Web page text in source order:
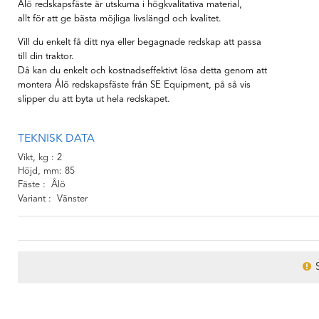
Ålö redskapsfäste är utskurna i högkvalitativa material,
allt för att ge bästa möjliga livslängd och kvalitet.
Vill du enkelt få ditt nya eller begagnade redskap att passa
till din traktor.
Då kan du enkelt och kostnadseffektivt lösa detta genom att
montera Ålö redskapsfäste från SE Equipment, på så vis
slipper du att byta ut hela redskapet.
TEKNISK DATA
Vikt, kg
2
Höjd, mm
85
Fäste
Ålö
Variant
Vänster